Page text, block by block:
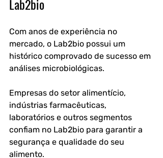
Lab2bio
Com anos de experiência no
mercado, o Lab2bio possui um
histórico comprovado de sucesso em
análises microbiológicas.
Empresas do setor alimentício,
indústrias farmacêuticas,
laboratórios e outros segmentos
confiam no Lab2bio para garantir a
segurança e qualidade do seu
alimento.